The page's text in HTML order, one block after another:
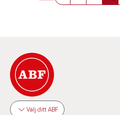
Välj ditt ABF